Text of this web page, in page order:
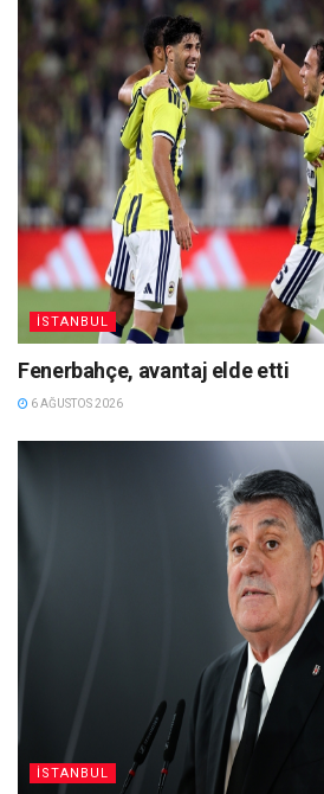
İSTANBUL
Fenerbahçe, avantaj elde etti
6 AĞUSTOS 2026
İSTANBUL